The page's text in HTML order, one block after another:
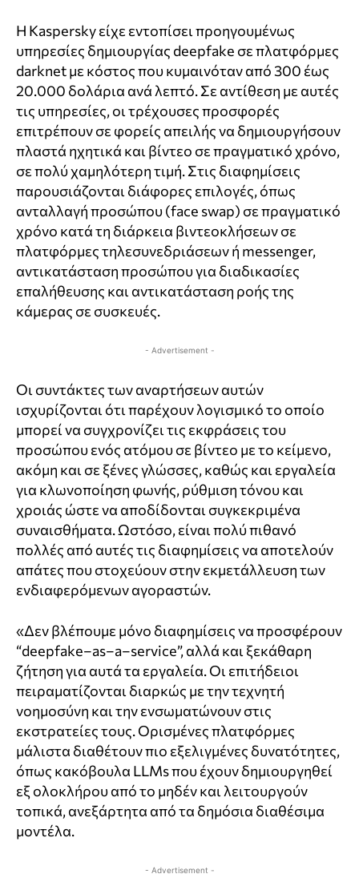
Η Kaspersky είχε εντοπίσει προηγουμένως
υπηρεσίες δημιουργίας deepfake σε πλατφόρμες
darknet με κόστος που κυμαινόταν από 300 έως
20.000 δολάρια ανά λεπτό. Σε αντίθεση με αυτές
τις υπηρεσίες, οι τρέχουσες προσφορές
επιτρέπουν σε φορείς απειλής να δημιουργήσουν
πλαστά ηχητικά και βίντεο σε πραγματικό χρόνο,
σε πολύ χαμηλότερη τιμή. Στις διαφημίσεις
παρουσιάζονται διάφορες επιλογές, όπως
ανταλλαγή προσώπου (face swap) σε πραγματικό
χρόνο κατά τη διάρκεια βιντεοκλήσεων σε
πλατφόρμες τηλεσυνεδριάσεων ή messenger,
αντικατάσταση προσώπου για διαδικασίες
επαλήθευσης και αντικατάσταση ροής της
κάμερας σε συσκευές.
- Advertisement -
Οι συντάκτες των αναρτήσεων αυτών
ισχυρίζονται ότι παρέχουν λογισμικό το οποίο
μπορεί να συγχρονίζει τις εκφράσεις του
προσώπου ενός ατόμου σε βίντεο με το κείμενο,
ακόμη και σε ξένες γλώσσες, καθώς και εργαλεία
για κλωνοποίηση φωνής, ρύθμιση τόνου και
χροιάς ώστε να αποδίδονται συγκεκριμένα
συναισθήματα. Ωστόσο, είναι πολύ πιθανό
πολλές από αυτές τις διαφημίσεις να αποτελούν
απάτες που στοχεύουν στην εκμετάλλευση των
ενδιαφερόμενων αγοραστών.
«Δεν βλέπουμε μόνο διαφημίσεις να προσφέρουν
“deepfake–as–a–service”, αλλά και ξεκάθαρη
ζήτηση για αυτά τα εργαλεία. Οι επιτήδειοι
πειραματίζονται διαρκώς με την τεχνητή
νοημοσύνη και την ενσωματώνουν στις
εκστρατείες τους. Ορισμένες πλατφόρμες
μάλιστα διαθέτουν πιο εξελιγμένες δυνατότητες,
όπως κακόβουλα LLMs που έχουν δημιουργηθεί
εξ ολοκλήρου από το μηδέν και λειτουργούν
τοπικά, ανεξάρτητα από τα δημόσια διαθέσιμα
μοντέλα.
- Advertisement -